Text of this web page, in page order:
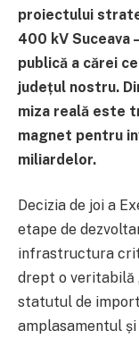
proiectului
400 kV
publică a cărei
județul nostru.
miza reală este
magnet pentru
miliardelor.
Decizia de joi a
etape de
infrastructura
drept o veritabilă
statutul de
amplasamentul